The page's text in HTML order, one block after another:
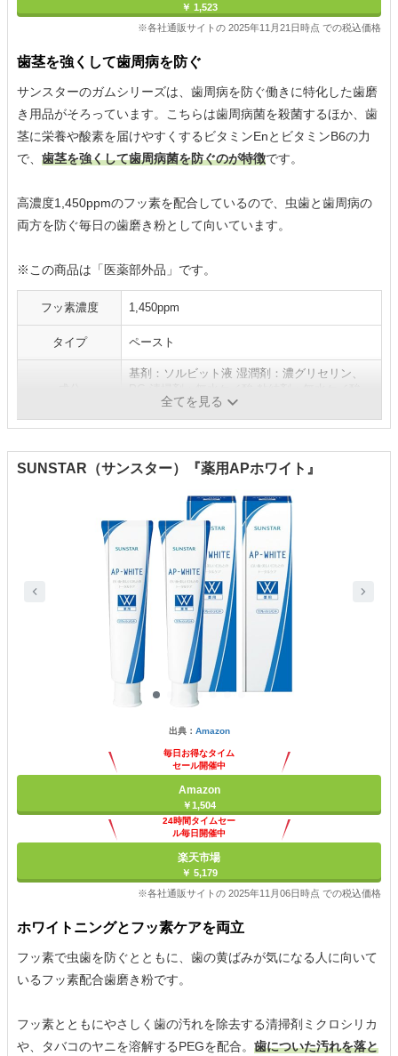
￥ 1,523
※各社通販サイトの 2025年11月21日時点 での税込価格
歯茎を強くして歯周病を防ぐ
サンスターのガムシリーズは、歯周病を防ぐ働きに特化した歯磨
き用品がそろっています。こちらは歯周病菌を殺菌するほか、歯
茎に栄養や酸素を届けやすくするビタミンEnとビタミンB6の力
で、 歯茎を強くして歯周病菌を防ぐのが特徴です。
高濃度1,450ppmのフッ素を配合しているので、虫歯と歯周病の
両方を防ぐ毎日の歯磨き粉として向いています。
※この商品は「医薬部外品」です。
フッ素濃度 1,450ppm
タイプ ペースト
基剤：ソルビット液 湿潤剤：濃グリセリン、
キサンタンガム、アルギン酸Na 発泡剤
全てを見る
SUNSTAR（サンスター）『薬用APホワイト』
出典： Amazon
毎日お得なタイム
セール開催中
Amazon
￥1,504
24時間タイムセー
ル毎日開催中
楽天市場
￥ 5,179
※各社通販サイトの 2025年11月06日時点 での税込価格
ホワイトニングとフッ素ケアを両立
フッ素で虫歯を防ぐとともに、歯の黄ばみが気になる人に向いて
いるフッ素配合歯磨き粉です。
フッ素とともにやさしく歯の汚れを除去する清掃剤ミクロシリカ
や、タバコのヤニを溶解するPEGを配合。 歯についた汚れを落と